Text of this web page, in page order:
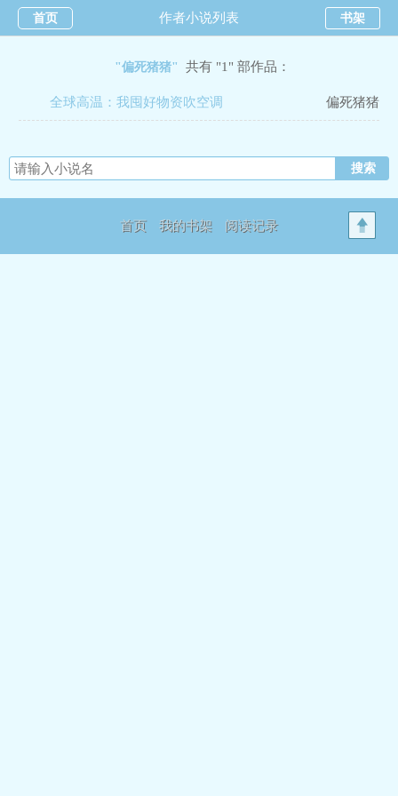
首页 作者小说列表 书架
"偏死猪猪" 共有 "1" 部作品：
全球高温：我囤好物资吹空调 偏死猪猪
首页 我的书架 阅读记录